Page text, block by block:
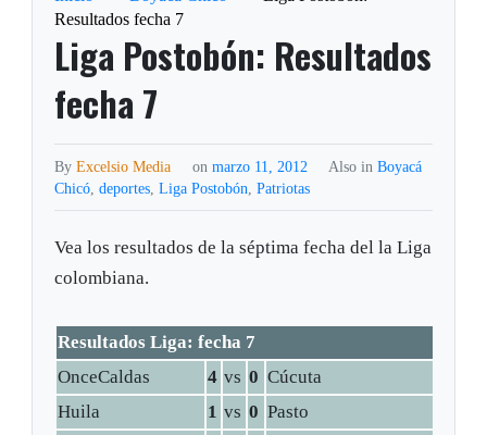
Resultados fecha 7
Liga Postobón: Resultados
fecha 7
ByExcelsio Media on marzo 11, 2012 Also in Boyacá
Chicó,deportes,Liga Postobón,Patriotas
Vea los resultados de la séptima fecha del la Liga
colombiana.
Resultados Liga: fecha 7
OnceCaldas
4 vs 0 Cúcuta
Huila
1 vs 0 Pasto